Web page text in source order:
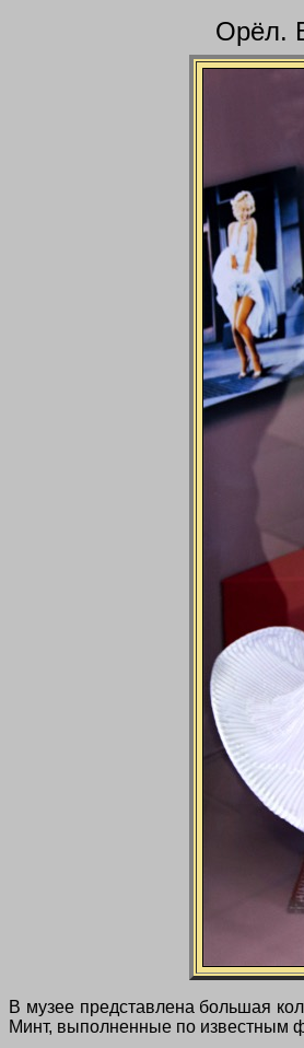
Орёл.
В музее представлена большая
Минт, выполненные по известным